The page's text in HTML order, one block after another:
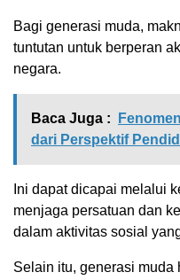
Bagi generasi muda,
tuntutan untuk berperan
negara.
Baca Juga :
dari Perspektif
Ini dapat dicapai melalui
menjaga persatuan dan
dalam aktivitas sosial
Selain itu, generasi